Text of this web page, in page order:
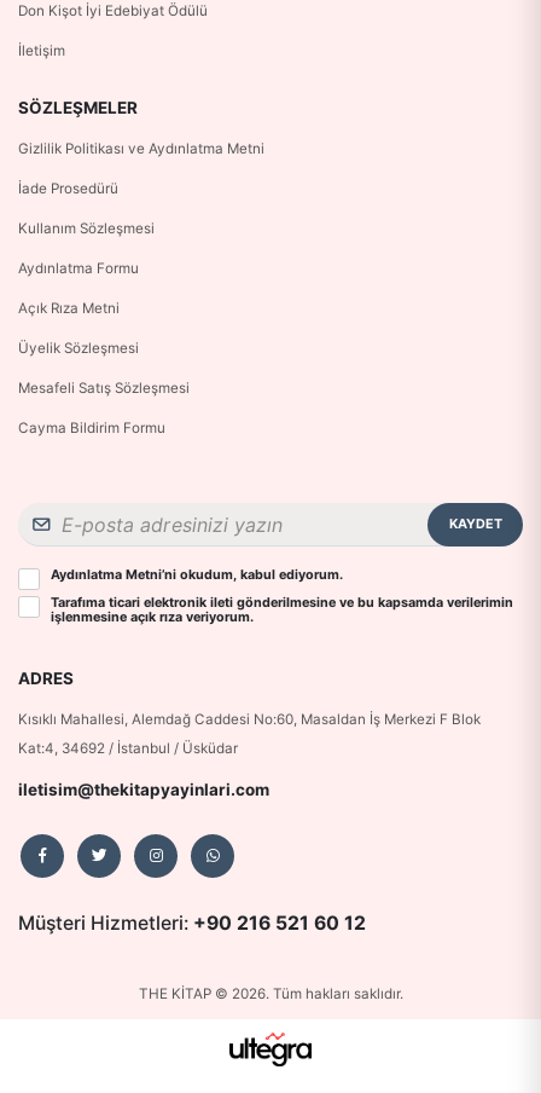
Don Kişot İyi Edebiyat Ödülü
İletişim
SÖZLEŞMELER
Gizlilik Politikası ve Aydınlatma Metni
İade Prosedürü
Kullanım Sözleşmesi
Aydınlatma Formu
Açık Rıza Metni
Üyelik Sözleşmesi
Mesafeli Satış Sözleşmesi
Cayma Bildirim Formu
KAYDET
Aydınlatma Metni’ni okudum, kabul ediyorum.
Tarafıma ticari elektronik ileti gönderilmesine ve bu kapsamda verilerimin
işlenmesine açık rıza veriyorum.
ADRES
Kısıklı Mahallesi, Alemdağ Caddesi No:60, Masaldan İş Merkezi F Blok
Kat:4, 34692 / İstanbul / Üsküdar
iletisim@thekitapyayinlari.com
Müşteri Hizmetleri: +90 216 521 60 12
THE KİTAP © 2026. Tüm hakları saklıdır.